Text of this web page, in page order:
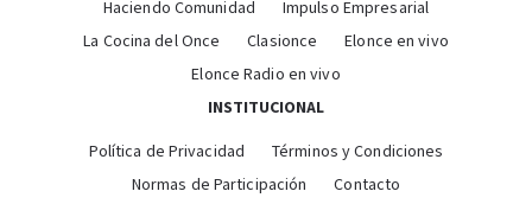
Haciendo Comunidad
Impulso Empresarial
La Cocina del Once
Clasionce
Elonce en vivo
Elonce Radio en vivo
INSTITUCIONAL
Política de Privacidad
Términos y Condiciones
Normas de Participación
Contacto